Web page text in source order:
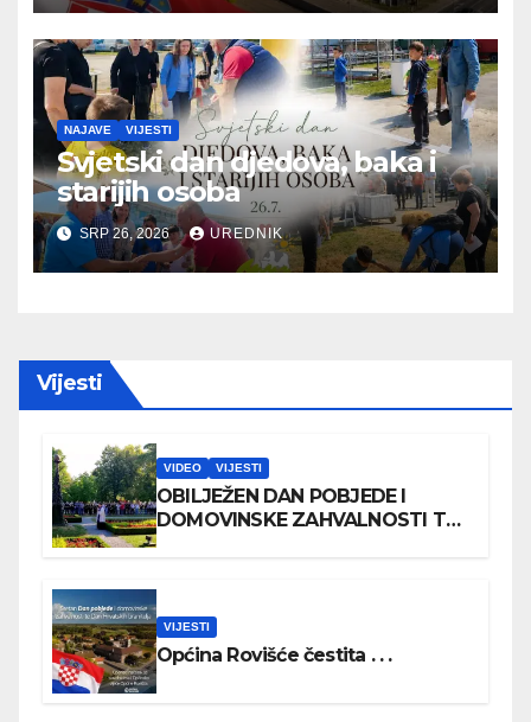
NAJAVE VIJESTI
Svjetski dan djedova, baka i
starijih osoba
SRP 26, 2026 UREDNIK
Vijesti
VIDEO VIJESTI
OBILJEŽEN DAN POBJEDE I
DOMOVINSKE ZAHVALNOSTI TE
VIJESTI
Općina Rovišće čestita . . .